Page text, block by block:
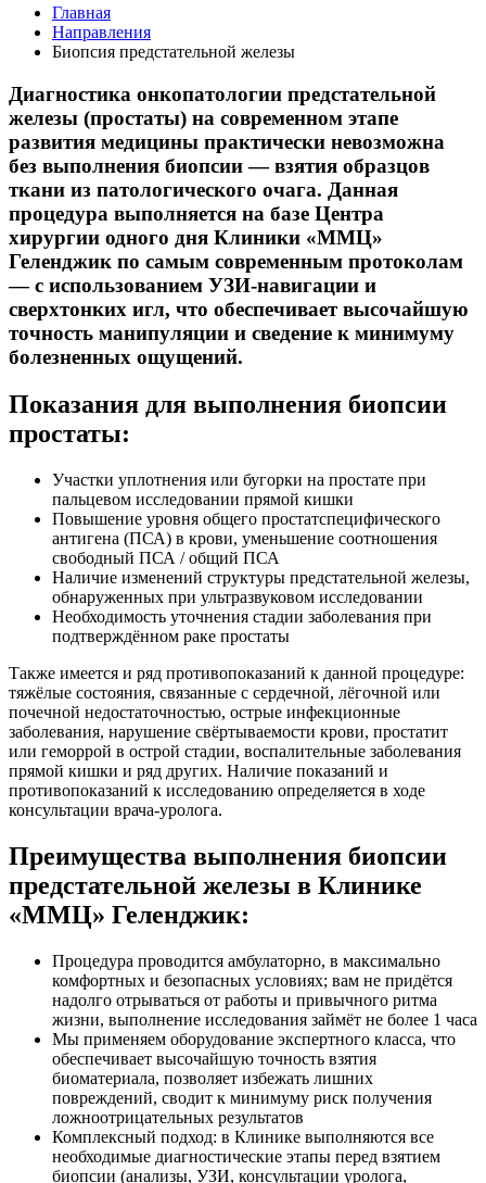
Главная
Направления
Биопсия предстательной железы
Диагностика онкопатологии предстательной
железы (простаты) на современном этапе
развития медицины практически невозможна
без выполнения биопсии — взятия образцов
ткани из патологического очага. Данная
процедура выполняется на базе Центра
хирургии одного дня Клиники «ММЦ»
Геленджик по самым современным протоколам
— с использованием УЗИ-навигации и
сверхтонких игл, что обеспечивает высочайшую
точность манипуляции и сведение к минимуму
болезненных ощущений.
Показания для выполнения биопсии
простаты:
Участки уплотнения или бугорки на простате при
пальцевом исследовании прямой кишки
Повышение уровня общего простатспецифического
антигена (ПСА) в крови, уменьшение соотношения
свободный ПСА / общий ПСА
Наличие изменений структуры предстательной железы,
обнаруженных при ультразвуковом исследовании
Необходимость уточнения стадии заболевания при
подтверждённом раке простаты
Также имеется и ряд противопоказаний к данной процедуре:
тяжёлые состояния, связанные с сердечной, лёгочной или
почечной недостаточностью, острые инфекционные
заболевания, нарушение свёртываемости крови, простатит
или геморрой в острой стадии, воспалительные заболевания
прямой кишки и ряд других. Наличие показаний и
противопоказаний к исследованию определяется в ходе
консультации врача-уролога.
Преимущества выполнения биопсии
предстательной железы в Клинике
«ММЦ» Геленджик:
Процедура проводится амбулаторно, в максимально
комфортных и безопасных условиях; вам не придётся
надолго отрываться от работы и привычного ритма
жизни, выполнение исследования займёт не более 1 часа
Мы применяем оборудование экспертного класса, что
обеспечивает высочайшую точность взятия
биоматериала, позволяет избежать лишних
повреждений, сводит к минимуму риск получения
ложноотрицательных результатов
Комплексный подход: в Клинике выполняются все
необходимые диагностические этапы перед взятием
биопсии (анализы, УЗИ, консультации уролога,